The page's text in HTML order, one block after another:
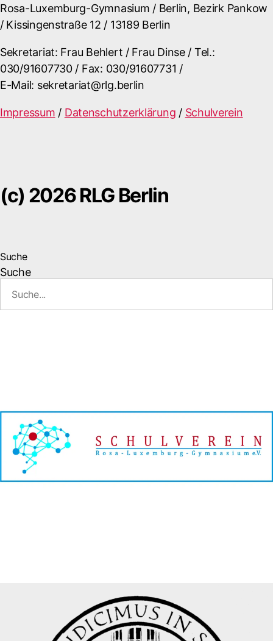
Rosa-Luxemburg-Gymnasium / Berlin, Bezirk Pankow
/ Kissingenstraße 12 / 13189 Berlin
Sekretariat: Frau Behlert / Frau Dinse / Tel.:
030/91607730 / Fax: 030/91607731 /
E-Mail: sekretariat@rlg.berlin
Impressum / Datenschutzerklärung / Schulverein
(c) 2026 RLG Berlin
Suche
Suche